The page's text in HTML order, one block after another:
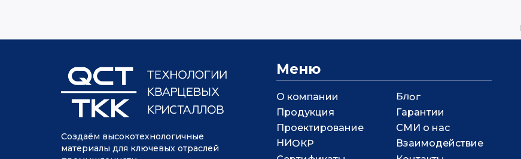
Блог
НИОКР
Проектирование
О компании
Гарантии
Продукция
Взаимодействие
СМИ о нас
Создаём высокотехнологичные
материалы для ключевых отраслей
Меню